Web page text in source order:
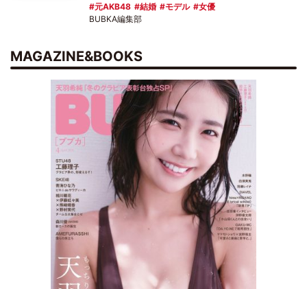
元AKB48
結婚 モデル 女優
BUBKA編集部
MAGAZINE&BOOKS